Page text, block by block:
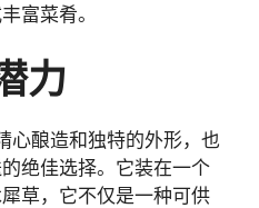
富菜肴。
力
心酿造和独特的外形，也
绝佳选择。它装在一个
草，它不仅是一种可供